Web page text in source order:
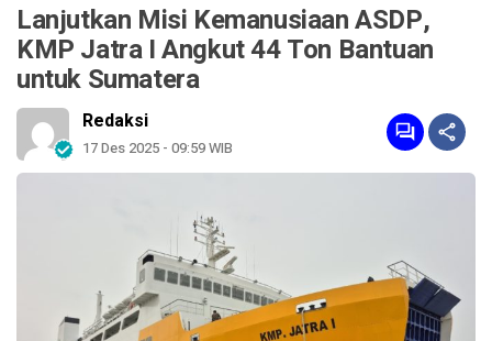
Lanjutkan Misi Kemanusiaan ASDP,
KMP Jatra I Angkut 44 Ton Bantuan
untuk Sumatera
Redaksi
17 Des 2025 - 09:59 WIB